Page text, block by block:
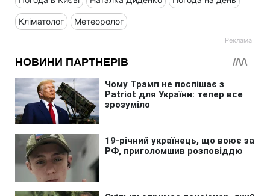
Кліматолог Метеоролог